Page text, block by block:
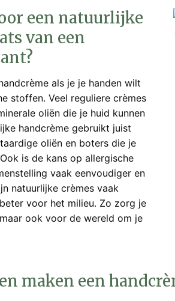
een natuurlijke
van een
als je je handen wilt
stoffen. Veel reguliere crèmes
oliën die je huid kunnen
handcrème gebruikt juist
oliën en boters die je
is de kans op allergische
vaak eenvoudiger en
natuurlijke crèmes vaak
voor het milieu. Zo zorg je
ook voor de wereld om je
maken een